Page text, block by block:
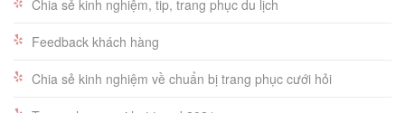
Chia sẻ kinh nghiệm, tip, trang phục du lịch
Feedback khách hàng
Chia sẻ kinh nghiệm về chuẩn bị trang phục cưới hỏi